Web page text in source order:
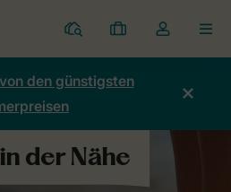
Ferienparks
Meine
Buchungen
Dropdown-
Menü
Kontos
den günstigsten